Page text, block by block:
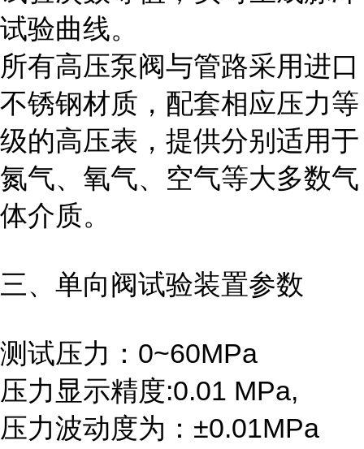
试验曲线。
所有高压泵阀与管路采用进口
不锈钢材质，配套相应压力等
级的高压表，提供分别适用于
氮气、氧气、空气等大多数气
体介质。
三、单向阀试验装置参数
测试压力：0~60MPa
压力显示精度:0.01 MPa,
压力波动度为：±0.01MPa